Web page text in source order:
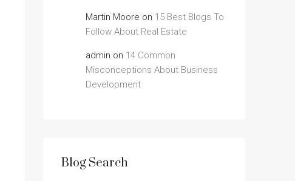
Martin Moore on 15 Best Blogs To
Follow About Real Estate
admin on 14 Common
Misconceptions About Business
Development
Blog Search